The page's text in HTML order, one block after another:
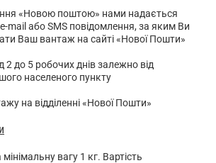
«Новою поштою» нами надається
mail або SMS повідомлення, за яким Ви
Ваш вантаж на сайті «Нової Пошти»
2 до 5 робочих днів залежно від
населеного пункту
на відділенні «Нової Пошти»
вагу 1 кг. Вартість